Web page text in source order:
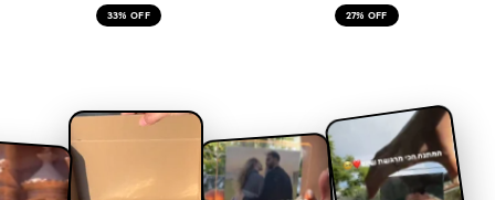
27% OFF
33% OFF